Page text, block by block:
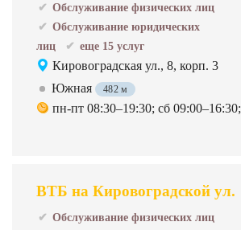
Обслуживание физических лиц
Обслуживание юридических
лиц
еще 15 услуг
Кировоградская ул., 8, корп. 3
Южная
482 м
пн-пт 08:30–19:30; сб 09:00–16:30;
ВТБ на Кировоградской ул.
Обслуживание физических лиц